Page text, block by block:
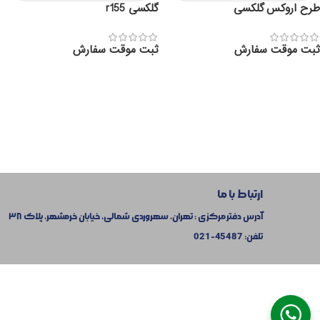
طرح اروکس گلکسی
ثبت موقت سفارش
گلکسی r155
ثبت موقت سفارش
ارتباط با ما
آدرس دفتر مرکزی : تهران، سهروردی شمالی، خیابان خرمشهر، پلاک ۳۸
تلفن:45487-021